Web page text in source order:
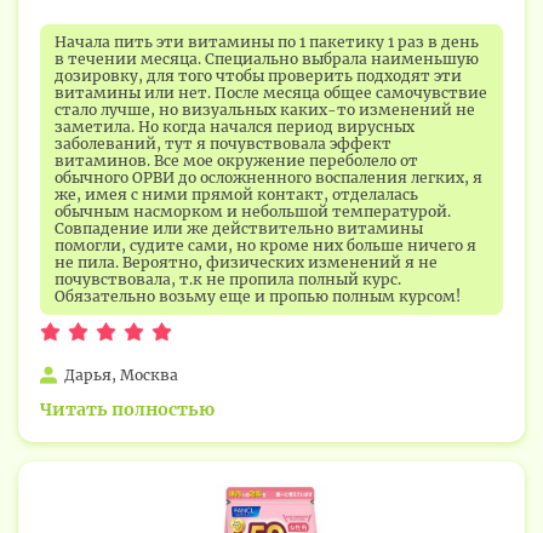
Начала пить эти витамины по 1 пакетику 1 раз в день
в течении месяца. Специально выбрала наименьшую
дозировку, для того чтобы проверить подходят эти
витамины или нет. После месяца общее самочувствие
стало лучше, но визуальных каких-то изменений не
заметила. Но когда начался период вирусных
заболеваний, тут я почувствовала эффект
витаминов. Все мое окружение переболело от
обычного ОРВИ до осложненного воспаления легких, я
же, имея с ними прямой контакт, отделалась
обычным насморком и небольшой температурой.
Совпадение или же действительно витамины
помогли, судите сами, но кроме них больше ничего я
не пила. Вероятно, физических изменений я не
почувствовала, т.к не пропила полный курс.
Обязательно возьму еще и пропью полным курсом!
Дарья, Москва
Читать полностью